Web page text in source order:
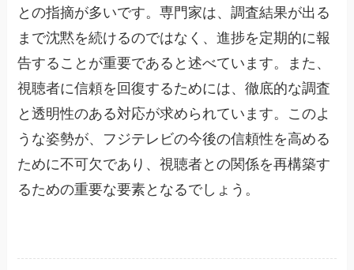
との指摘が多いです。専門家は、調査結果が出る
まで沈黙を続けるのではなく、進捗を定期的に報
告することが重要であると述べています。また、
視聴者に信頼を回復するためには、徹底的な調査
と透明性のある対応が求められています。このよ
うな姿勢が、フジテレビの今後の信頼性を高める
ために不可欠であり、視聴者との関係を再構築す
るための重要な要素となるでしょう。